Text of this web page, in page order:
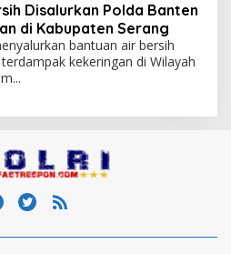
Disalurkan Polda Banten
di Kabupaten Serang
bantuan air bersih
kekeringan di Wilayah